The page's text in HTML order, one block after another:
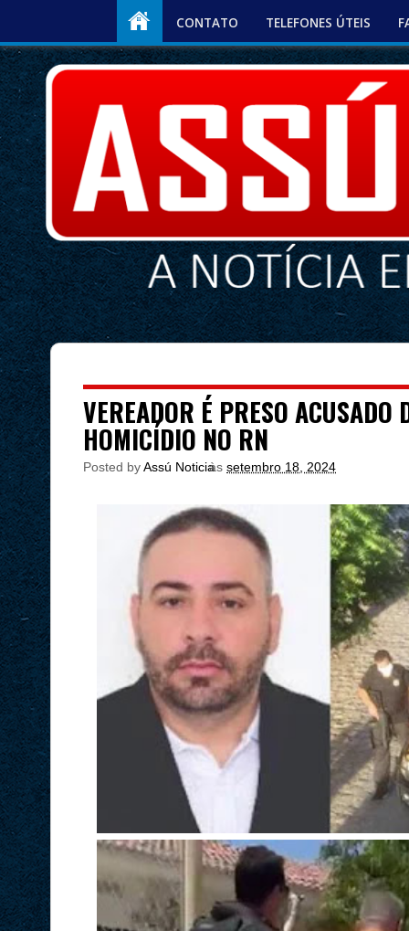
CONTATO TELEFONES ÚTEIS
VEREADOR É PRESO ACUSADO
HOMICÍDIO NO RN
Posted byAssú Noticia
às setembro 18, 2024